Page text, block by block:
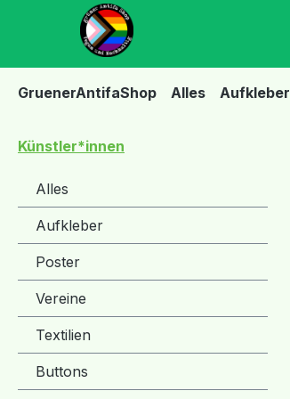
Hauptinhalt springen
Zur Suche springen
Zur Hauptnavigation springen
GruenerAntifaShop Alles Aufkleber
Künstler*innen
Alles
Aufkleber
Poster
Vereine
Textilien
Buttons